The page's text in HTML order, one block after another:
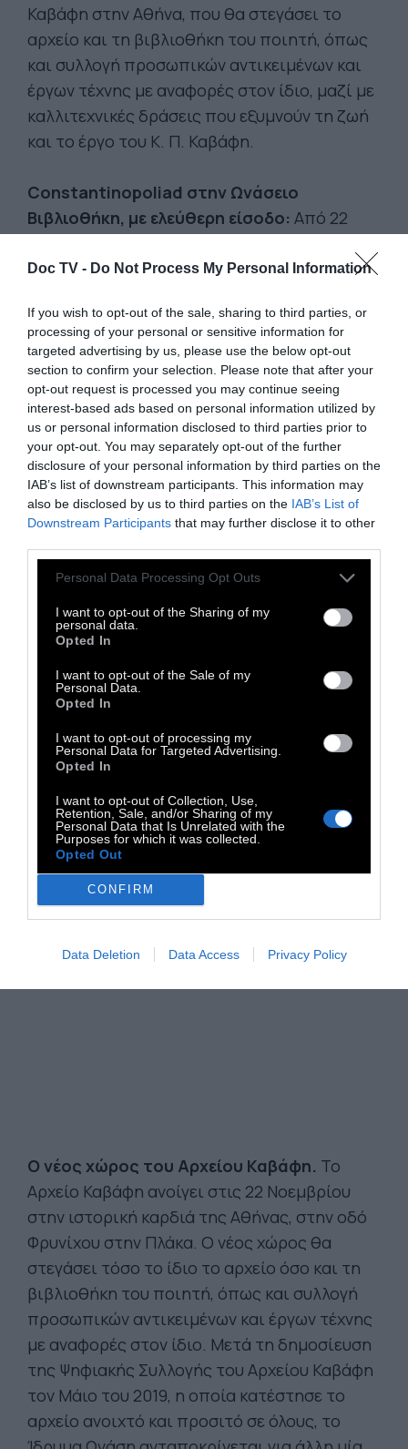
Doc TV - Do Not Process My Personal Information
If you wish to opt-out of the sale, sharing to third parties, or
processing of your personal or sensitive information for
targeted advertising by us, please use the below opt-out
section to confirm your selection. Please note that after your
opt-out request is processed you may continue seeing
interest-based ads based on personal information utilized by
us or personal information disclosed to third parties prior to
your opt-out. You may separately opt-out of the further
disclosure of your personal information by third parties on the
IAB’s list of downstream participants. This information may
also be disclosed by us to third parties on the IAB’s List of
Downstream Participants that may further disclose it to other
Personal Data Processing Opt Outs
I want to opt-out of the Sharing of my
personal data.
Opted In
I want to opt-out of the Sale of my
Personal Data.
Opted In
I want to opt-out of processing my
Personal Data for Targeted Advertising.
Opted In
I want to opt-out of Collection, Use,
Retention, Sale, and/or Sharing of my
Personal Data that Is Unrelated with the
Purposes for which it was collected.
Opted Out
CONFIRM
Data Deletion Data Access Privacy Policy
Καβάφη στην Αθήνα, που θα στεγάσει το
αρχείο και τη βιβλιοθήκη του ποιητή, όπως
και συλλογή προσωπικών αντικειμένων και
έργων τέχνης με αναφορές στον ίδιο, μαζί με
καλλιτεχνικές δράσεις που εξυμνούν τη ζωή
και το έργο του Κ. Π. Καβάφη.
Constantinopoliad στην Ωνάσειο
Βιβλιοθήκη, με ελεύθερη είσοδο: Από 22
παρουσιάζει στην Ωνάσειο Βιβλιοθήκη την
γνώρισε την αποθέωση όταν έκανε πρεμιέρα
τον Απρίλιο στο καβαφικό φεστιβάλ “Archive
of Desire” στη Νέα Υόρκη, σε ανάθεση και
παραγωγή του Ιδρύματος Ωνάση.
Ο νέος χώρος του Αρχείου Καβάφη. Το
Αρχείο Καβάφη ανοίγει στις 22 Νοεμβρίου
στην ιστορική καρδιά της Αθήνας, στην οδό
Φρυνίχου στην Πλάκα. Ο νέος χώρος θα
στεγάσει τόσο το ίδιο το αρχείο όσο και τη
βιβλιοθήκη του ποιητή, όπως και συλλογή
προσωπικών αντικειμένων και έργων τέχνης
με αναφορές στον ίδιο. Μετά τη δημοσίευση
της Ψηφιακής Συλλογής του Αρχείου Καβάφη
τον Μάιο του 2019, η οποία κατέστησε το
αρχείο ανοιχτό και προσιτό σε όλους, το